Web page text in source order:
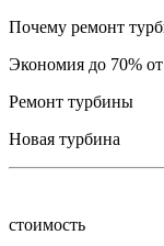
Почему ремонт
Экономия до 70%
Ремонт турбины
Новая турбина
стоимость